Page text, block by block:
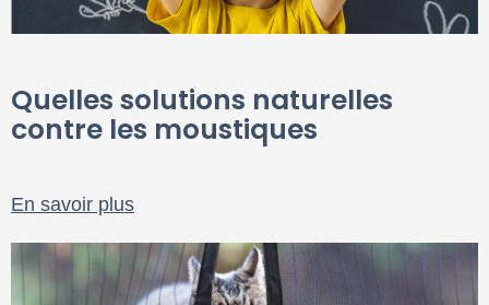
Quelles solutions naturelles
contre les moustiques
En savoir plus